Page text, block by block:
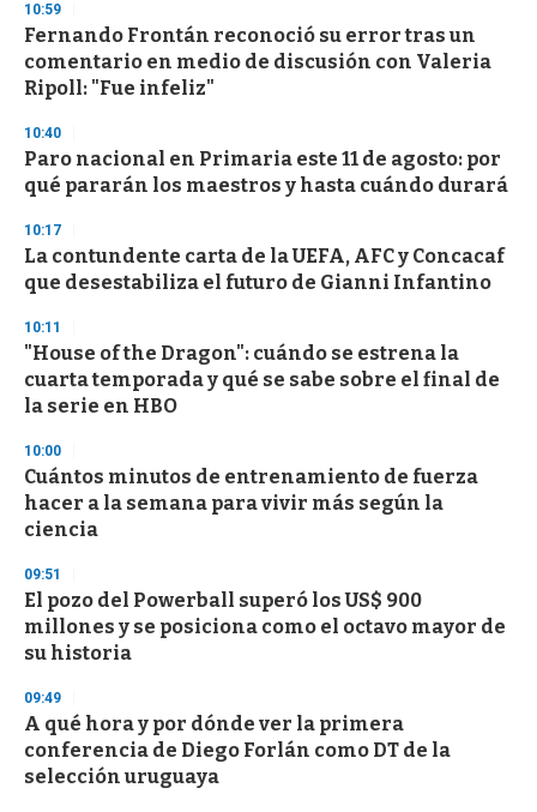
d
s
o
f
3
s
e
c
o
d
s
10:59
Fernando Frontán reconoció su error tras un
comentario en medio de discusión con Valeria
Ripoll: "Fue infeliz"
10:40
Paro nacional en Primaria este 11 de agosto: por
qué pararán los maestros y hasta cuándo durará
10:17
La contundente carta de la UEFA, AFC y Concacaf
que desestabiliza el futuro de Gianni Infantino
10:11
"House of the Dragon": cuándo se estrena la
cuarta temporada y qué se sabe sobre el final de
la serie en HBO
10:00
Cuántos minutos de entrenamiento de fuerza
hacer a la semana para vivir más según la
ciencia
09:51
El pozo del Powerball superó los US$ 900
millones y se posiciona como el octavo mayor de
su historia
09:49
A qué hora y por dónde ver la primera
conferencia de Diego Forlán como DT de la
selección uruguaya